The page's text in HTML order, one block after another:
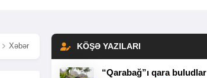
Xəbər KÖŞƏ YAZILARI
“Qarabağ”ı qara buludlar